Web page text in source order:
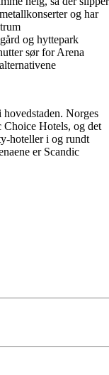
og har
og hyttepark
sør for Arena
Norges
Hotels, og det
hoteller i og rundt
er Scandic